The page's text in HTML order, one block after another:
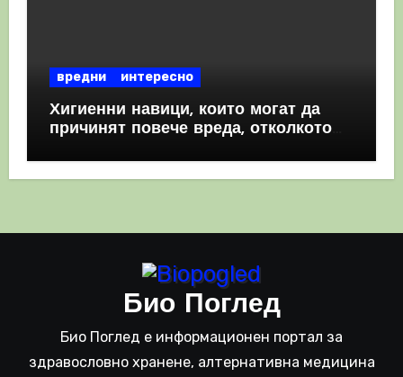
вредни интересно
Хигиенни навици, които могат да
причинят повече вреда, отколкото
Био Поглед
Био Поглед е информационен портал за
здравословно хранене, алтернативна медицина